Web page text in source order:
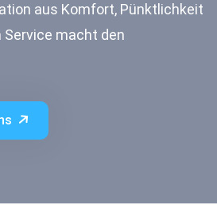
aus Komfort, Pünktlichkeit
macht den